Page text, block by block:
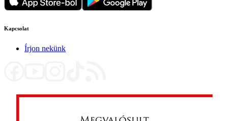
Kapcsolat
Írjon nekünk